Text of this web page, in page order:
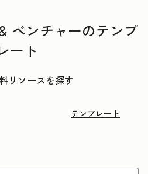
ベンチャーのテンプ
ート
リソースを探す
テンプレート